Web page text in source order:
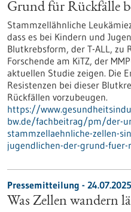
Grund für Rückfälle
Stammzellähnliche
dass es bei Kindern und
Blutkrebsform, der T-ALL, zu
Forschende am KiTZ, der
aktuellen Studie zeigen. Die
Resistenzen bei dieser
Rückfällen vorzubeugen.
https://
bw.de/fachbeitrag/pm/der-
stammzellaehnliche-zellen-
jugendlichen-der-grund-
Pressemitteilung - 24.07.2025
Was Zellen wandern